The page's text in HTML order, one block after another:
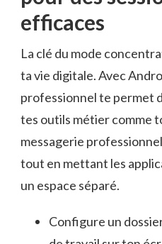
efficaces
La clé du mode
ta vie digitale. Avec
professionnel te permet
tes outils métier comme
messagerie
tout en mettant les
un espace séparé.
Configure un